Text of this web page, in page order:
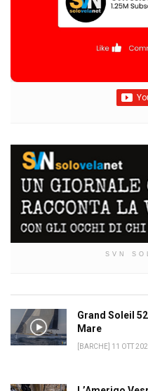
SVN
Grand Soleil
Mare
[BARCHE] 11 OTT